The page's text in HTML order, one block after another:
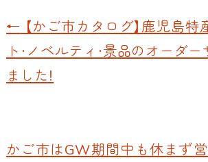
b
o
o
k
er
← 【かご市カタログ】鹿児島
ト・ノベルティ・景品のオーダ
ました！
かご市はGW期間中も休まず営